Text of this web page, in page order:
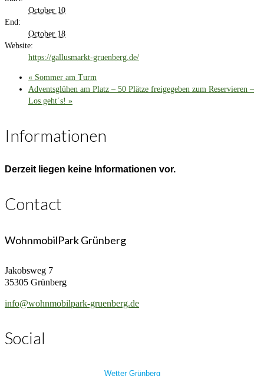
October 10
End:
October 18
Website:
https://gallusmarkt-gruenberg.de/
« Sommer am Turm
Adventsglühen am Platz – 50 Plätze freigegeben zum Reservieren –
Los geht´s! »
Informationen
Derzeit liegen keine Informationen vor.
Contact
WohnmobilPark Grünberg
Jakobsweg 7
35305 Grünberg
info@wohnmobilpark-gruenberg.de
Social